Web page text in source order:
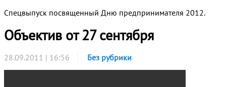
Спецвыпуск посвященный Дню предпринимателя 2012.
Объектив от 27 сентября
28.09.2011 | 16:56 Без рубрики